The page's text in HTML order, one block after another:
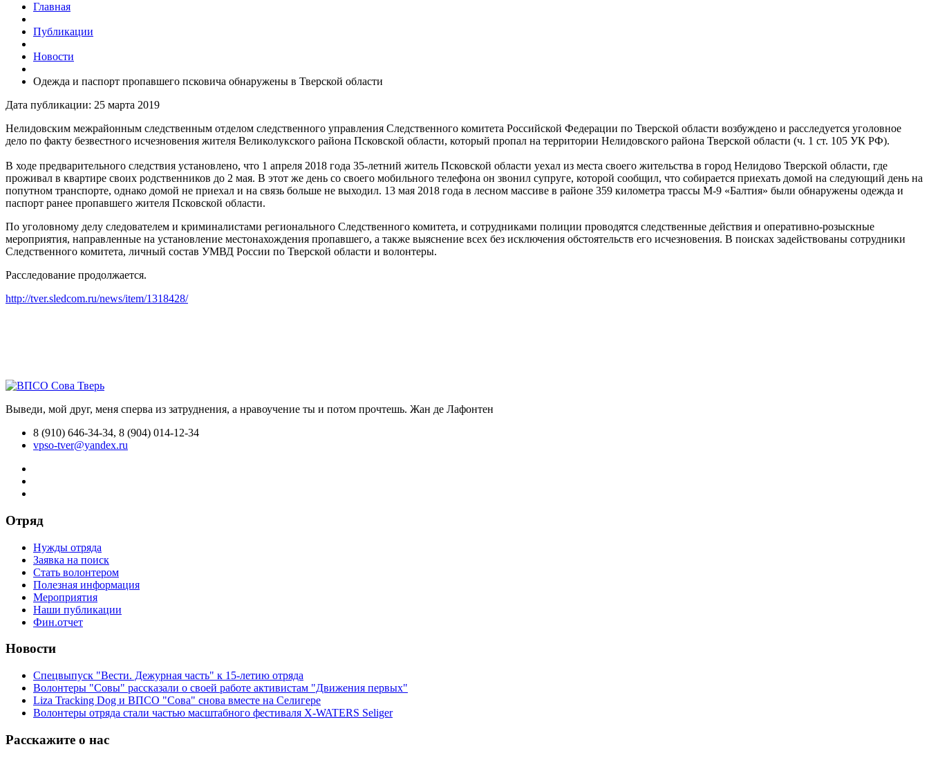
Главная
Публикации
Новости
Одежда и паспорт пропавшего псковича обнаружены в Тверской области
Дата публикации: 25 марта 2019
Нелидовским межрайонным следственным отделом следственного управления Следственного комитета Российской Федерации по Тверской области возбуждено и расследуется уголовное
дело по факту безвестного исчезновения жителя Великолукского района Псковской области, который пропал на территории Нелидовского района Тверской области (ч. 1 ст. 105 УК РФ).
В ходе предварительного следствия установлено, что 1 апреля 2018 года 35-летний житель Псковской области уехал из места своего жительства в город Нелидово Тверской области, где
проживал в квартире своих родственников до 2 мая. В этот же день со своего мобильного телефона он звонил супруге, которой сообщил, что собирается приехать домой на следующий день на
попутном транспорте, однако домой не приехал и на связь больше не выходил. 13 мая 2018 года в лесном массиве в районе 359 километра трассы М-9 «Балтия» были обнаружены одежда и
паспорт ранее пропавшего жителя Псковской области.
По уголовному делу следователем и криминалистами регионального Следственного комитета, и сотрудниками полиции проводятся следственные действия и оперативно-розыскные
мероприятия, направленные на установление местонахождения пропавшего, а также выяснение всех без исключения обстоятельств его исчезновения. В поисках задействованы сотрудники
Следственного комитета, личный состав УМВД России по Тверской области и волонтеры.
Расследование продолжается.
http://tver.sledcom.ru/news/item/1318428/
Выведи, мой друг, меня сперва из затруднения, а нравоучение ты и потом прочтешь. Жан де Лафонтен
8 (910) 646-34-34, 8 (904) 014-12-34
vpso-tver@yandex.ru
Отряд
Нужды отряда
Заявка на поиск
Стать волонтером
Полезная информация
Мероприятия
Наши публикации
Фин.отчет
Новости
Спецвыпуск "Вести. Дежурная часть" к 15-летию отряда
Волонтеры "Совы" рассказали о своей работе активистам "Движения первых"
Liza Tracking Dog и ВПСО "Сова" снова вместе на Селигере
Волонтеры отряда стали частью масштабного фестиваля X-WATERS Seliger
Расскажите о нас